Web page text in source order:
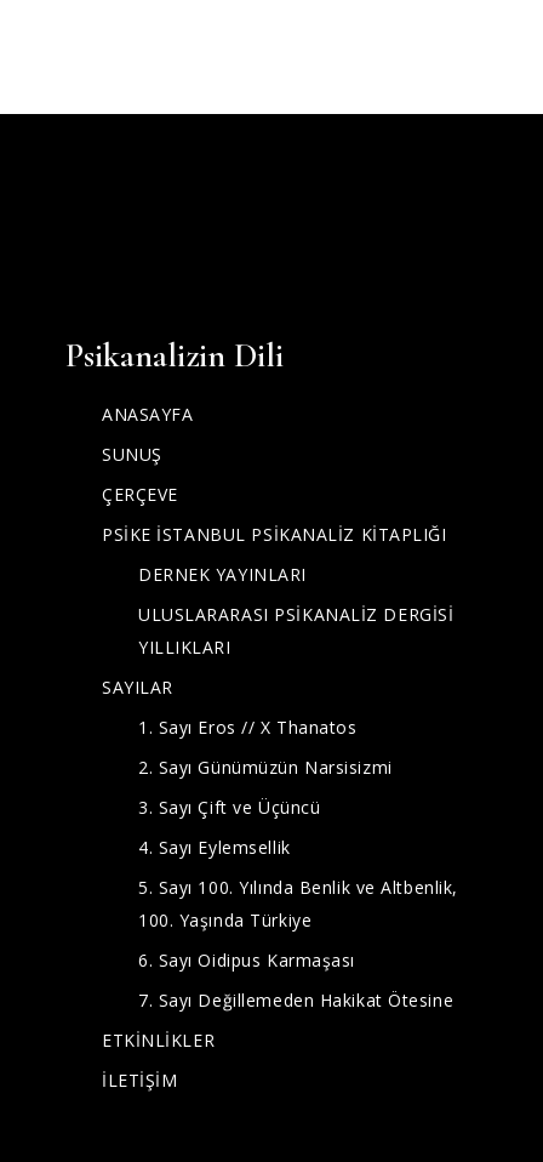
Psikanalizin Dili
ANASAYFA
SUNUŞ
ÇERÇEVE
PSİKE İSTANBUL PSİKANALİZ KİTAPLIĞI
DERNEK YAYINLARI
ULUSLARARASI PSİKANALİZ DERGİSİ
YILLIKLARI
SAYILAR
1. Sayı Eros // X Thanatos
2. Sayı Günümüzün Narsisizmi
3. Sayı Çift ve Üçüncü
4. Sayı Eylemsellik
5. Sayı 100. Yılında Benlik ve Altbenlik,
100. Yaşında Türkiye
6. Sayı Oidipus Karmaşası
7. Sayı Değillemeden Hakikat Ötesine
ETKİNLİKLER
İLETİŞİM